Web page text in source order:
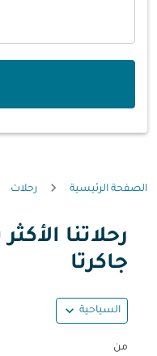
الصفحة الرئيسية رحلات
رحلاتنا
جاكرتا
السياحية expand_more
من
حاول تحديث الرحلة